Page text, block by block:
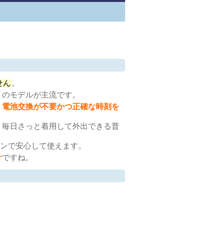
ん 。
モデルが主流です。
電池交換が不要かつ正確な時刻を
日さっと着用して外出できる普
で安心して使えます。
ですね。